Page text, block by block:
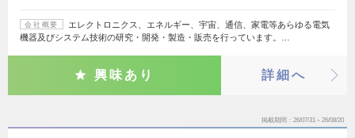
会社概要
エレクトロニクス、エネルギー、宇宙、通信、家電等あらゆる電気
機器及びシステム技術の研究・開発・製造・販売を行っています。…
興味あり 詳細へ
掲載期間 26/07/31～26/08/20